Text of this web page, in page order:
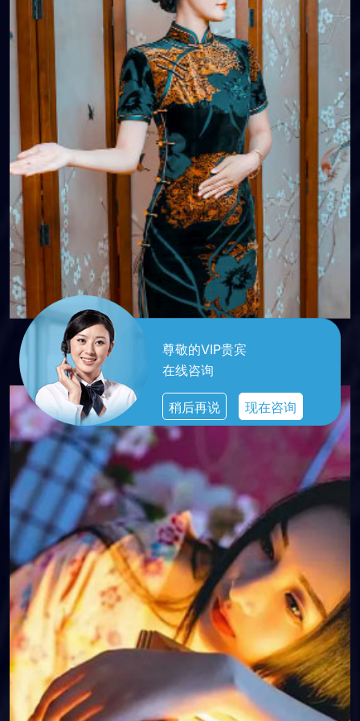
尊敬的VIP贵宾
在线咨询
稍后再说 现在咨询
港式按摩